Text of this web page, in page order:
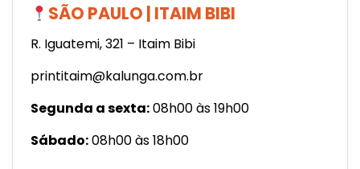
SÃO PAULO | ITAIM BIBI
R. Iguatemi, 321 – Itaim Bibi
printitaim@kalunga.com.br
Segunda a sexta:08h00 às 19h00
Sábado:08h00 às 18h00